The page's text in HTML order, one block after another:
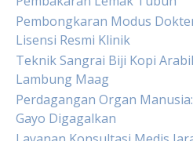
Pembongkaran Modus
Lisensi Resmi Klinik
Teknik Sangrai Biji Kopi
Lambung Maag
Perdagangan Organ
Gayo Digagalkan